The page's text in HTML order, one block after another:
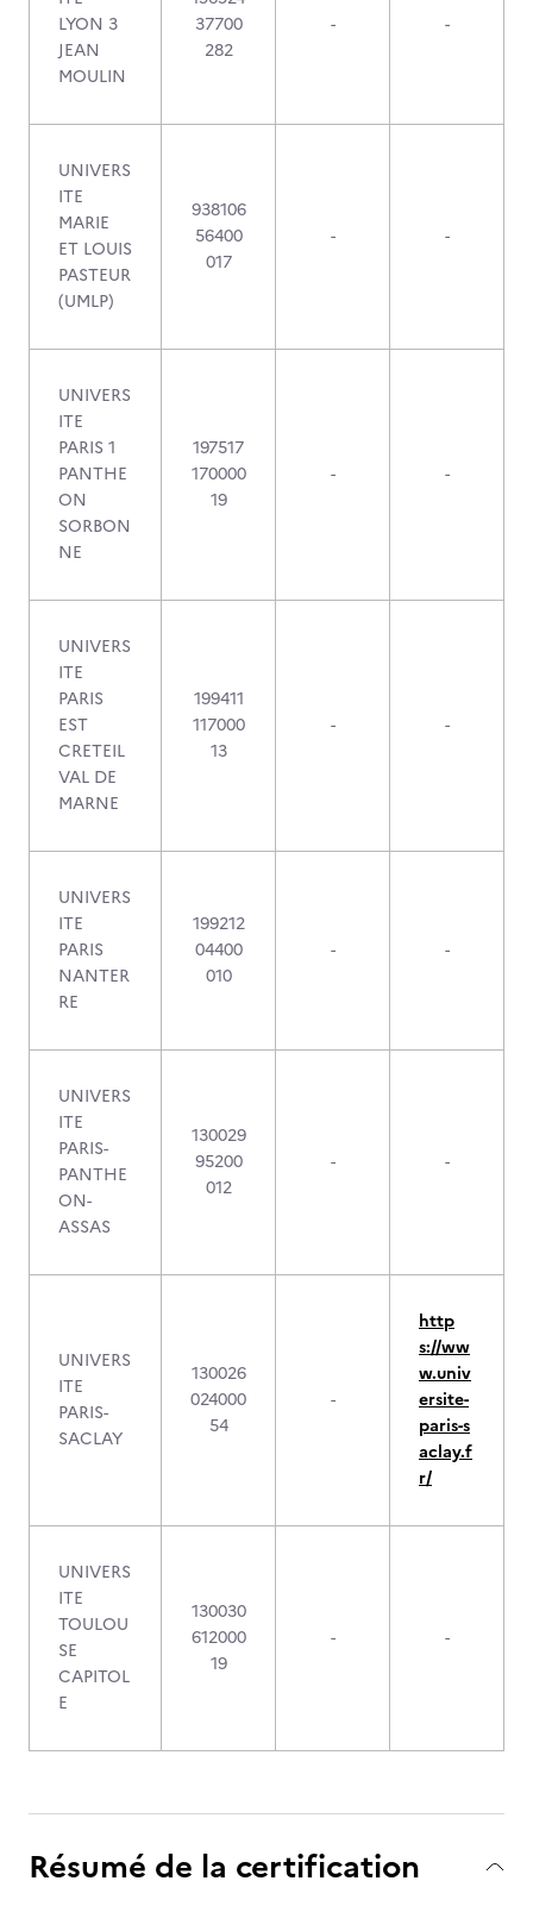
LYON 3
JEAN
MOULIN
37700
282
- -
UNIVERS
ITE
MARIE
ET LOUIS
PASTEUR
(UMLP)
938106
56400
017
- -
UNIVERS
ITE
PARIS 1
PANTHE
ON
SORBON
NE
197517
170000
19
- -
UNIVERS
ITE
PARIS
EST
CRETEIL
VAL DE
MARNE
199411
117000
13
- -
UNIVERS
ITE
PARIS
NANTER
RE
199212
04400
010
- -
UNIVERS
ITE
PARIS-
PANTHE
ON-
ASSAS
130029
95200
012
- -
UNIVERS
ITE
PARIS-
SACLAY
130026
024000
54
-
http
s://ww
w.univ
ersite-
paris-s
aclay.f
r/
UNIVERS
ITE
TOULOU
SE
CAPITOL
E
130030
612000
19
- -
Résumé de la certification